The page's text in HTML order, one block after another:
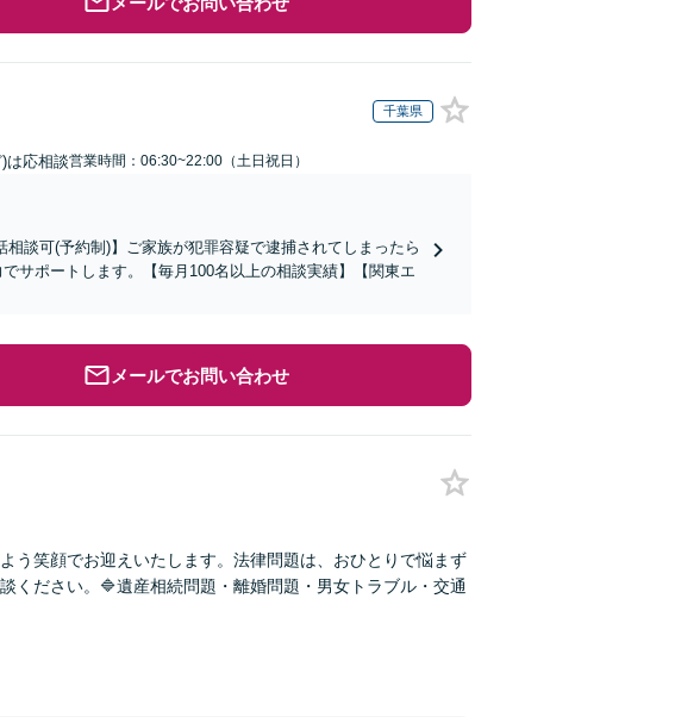
千葉県
は応相談営業時間：06:30~22:00（土日祝日）
談可(予約制)】ご家族が犯罪容疑で逮捕されてしまったら
サポートします。【毎月100名以上の相談実績】【関東エ
メールでお問い合わせ
う笑顔でお迎えいたします。法律問題は、おひとりで悩まず
ください。🔷遺産相続問題・離婚問題・男女トラブル・交通